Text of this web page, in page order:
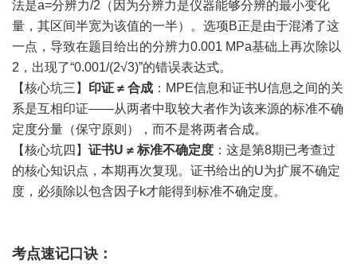
法是a=分辨力/2（因为分辨力是仪器能够分辨的最小变化
量，其区间半宽为该值的一半）。选项B正是由于混淆了这
一点，导致在题目给出的分辨力0.001 MPa基础上再次除以
2，出现了“0.001/(2√3)”的错误表达式。
【核心坑三】 印证 ≠ 合成 ：MPE信息和证书U信息之间的关
系是互相印证——从两者中取较大者作为该来源的标准不确
定度分量（保守原则），而不是将两者合成。
【核心坑四】 证书U ≠ 标准不确定度 ：这是第8期已考查过
的核心知识点，本期再次复现。证书给出的U为扩展不确定
度，必须除以包含因子k才能得到标准不确定度。
考点速记口诀：